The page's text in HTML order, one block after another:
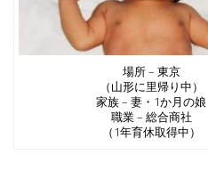
場所 – 東京
（山形に里帰り中）
家族 – 妻・1か月の娘
職業 – 総合商社
（1年育休取得中）